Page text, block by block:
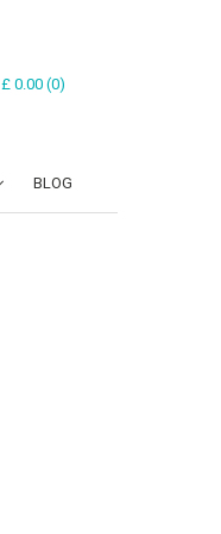
£ 0.00 (0)
BLOG